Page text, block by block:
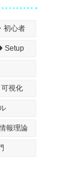
初心者
Setup
視化
報理論